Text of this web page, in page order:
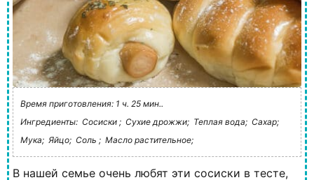
Время приготовления: 1 ч. 25 мин..
Ингредиенты: Сосиски ; Сухие дрожжи; Теплая вода; Сахар;
Мука; Яйцо; Соль ; Масло растительное;
В нашей семье очень любят эти сосиски в тесте,